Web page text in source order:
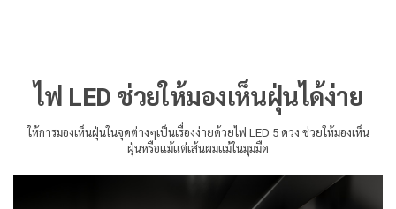
ไฟ LED ช่วยให้มองเห็นฝุ่นได้ง่าย
ให้การมองเห็นฝุ่นในจุดต่างๆเป็นเรื่องง่ายด้วยไฟ LED 5 ดวง ช่วยให้มองเห็น
ฝุ่นหรือแม้แต่เส้นผมแม้ในมุมมืด